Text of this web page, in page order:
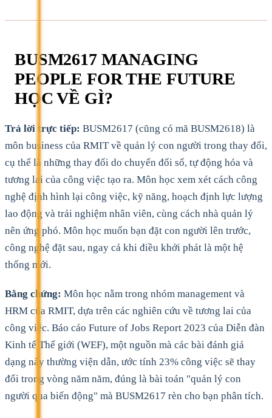
BUSM2617 MANAGING
PEOPLE FOR THE FUTURE
HỌC VỀ GÌ?
Trả lời trực tiếp: BUSM2617 (cũng có mã BUSM2618) là
môn business của RMIT về quản lý con người trong thay đổi,
cụ thể là những thay đổi do chuyển đổi số, tự động hóa và
tương lai của công việc tạo ra. Môn học xem xét cách công
nghệ định hình lại công việc, kỹ năng, hoạch định lực lượng
lao động và trải nghiệm nhân viên, cùng cách nhà quản lý
nên ứng phó. Môn học muốn bạn đặt con người lên trước,
công nghệ đặt sau, ngay cả khi điều khởi phát là một hệ
thống mới.
Bằng chứng: Môn học nằm trong nhóm management và
HRM của RMIT, dựa trên các nghiên cứu về tương lai của
công việc. Báo cáo Future of Jobs Report 2023 của Diễn đàn
Kinh tế Thế giới (WEF), một nguồn mà các bài đánh giá
dạng này thường viện dẫn, ước tính 23% công việc sẽ thay
đổi trong vòng năm năm, đúng là bài toán "quản lý con
người qua biến động" mà BUSM2617 rèn cho bạn phân tích.